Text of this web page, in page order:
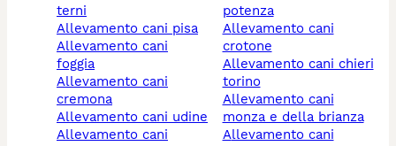
terni
allevamento cani pisa
allevamento cani
foggia
allevamento cani
cremona
allevamento cani udine
allevamento cani
potenza
allevamento cani
crotone
allevamento cani chieri
torino
allevamento cani
monza e della brianza
allevamento cani